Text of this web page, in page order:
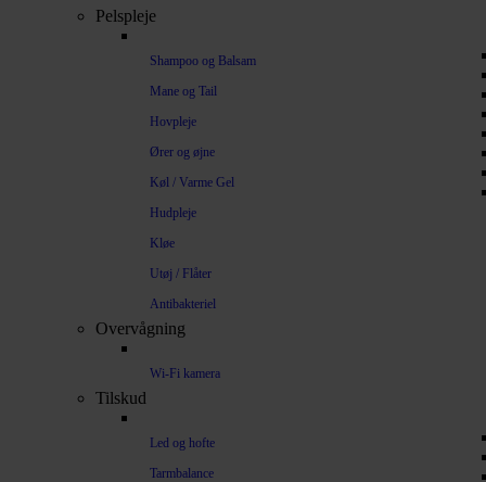
Pelspleje
Shampoo og Balsam
Mane og Tail
Hovpleje
Ører og øjne
Køl / Varme Gel
Hudpleje
Kløe
Utøj / Flåter
Antibakteriel
Overvågning
Wi-Fi kamera
Tilskud
Led og hofte
Tarmbalance